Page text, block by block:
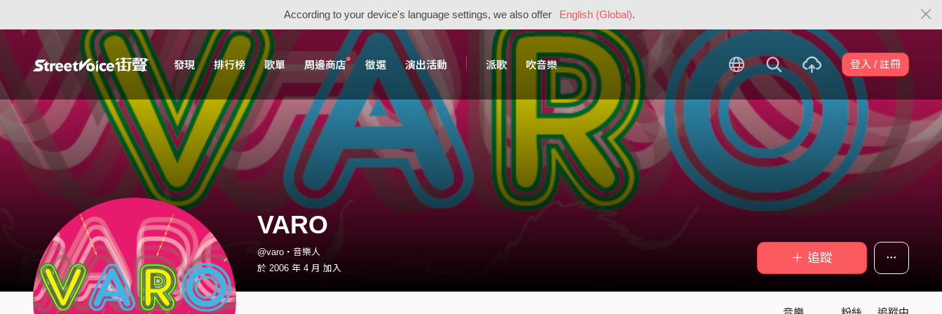
According to your device's language settings, we also offer English (Global).
發現 排行榜 歌單 周邊商店 徵選 演出活動 派歌 吹音樂 登入 / 註冊
VARO
@varo・音樂人
於 2006 年 4 月 加入
＋ 追蹤